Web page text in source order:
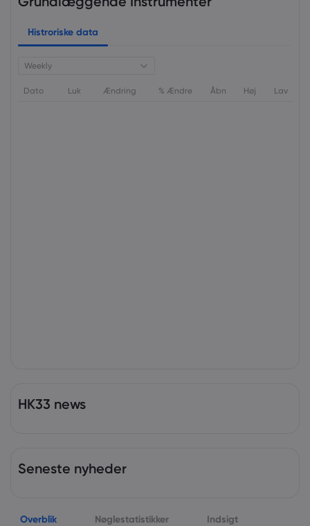
Histroriske data
Weekly
Dato Luk Ændring % Ændre Åbn Høj Lav
HK33 news
Seneste nyheder
Overblik Nøglestatistikker Indsigt